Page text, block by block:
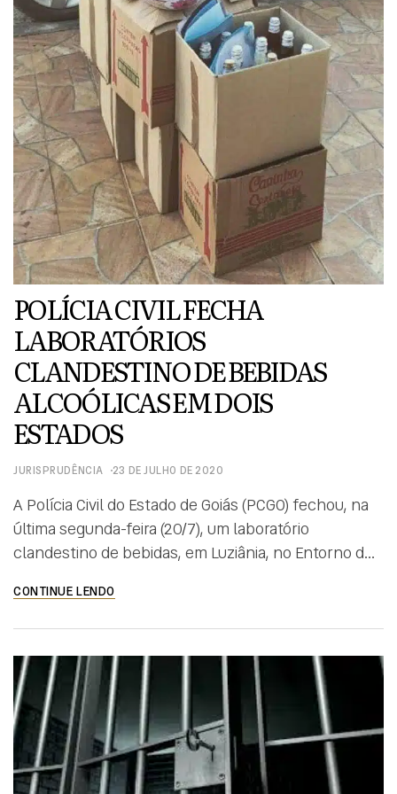
POLÍCIA CIVIL FECHA
LABORATÓRIOS
CLANDESTINO DE BEBIDAS
ALCOÓLICAS EM DOIS
ESTADOS
JURISPRUDÊNCIA 23 DE JULHO DE 2020
A Polícia Civil do Estado de Goiás (PCGO) fechou, na
última segunda-feira (20/7), um laboratório
clandestino de bebidas, em Luziânia, no Entorno do
bebidas eram comercializadas para pessoas físicas e
pequenas empresas na região. O suspeito da prática
justiça. Com […]
CONTINUE LENDO